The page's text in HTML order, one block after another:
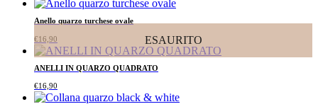
ESAURITO
Anello quarzo turchese ovale
€16,90
ANELLI IN QUARZO QUADRATO
€16,90